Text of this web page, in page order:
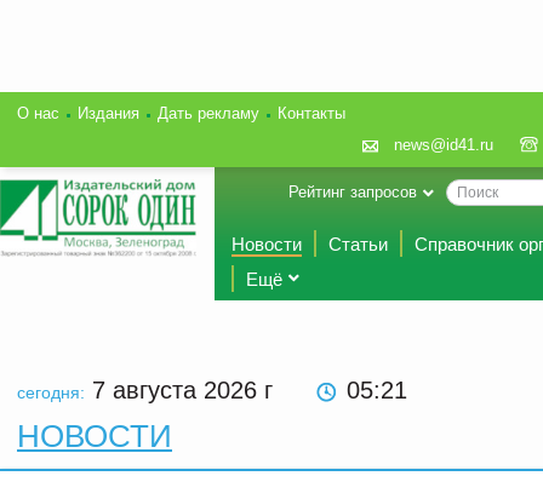
О нас Издания Дать рекламу
Контакты
news@id41.ru
Рейтинг запросов
Новости Статьи
Справочник
Ещё
сегодня: 7 августа 2026 г 05 21
НОВОСТИ